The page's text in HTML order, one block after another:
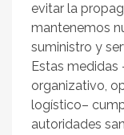
Instrumentación
Equipos para
Automatización
Servicios
evitar la
mantenemos
suministro y
Estas medidas
organizativo,
logístico–
autoridades